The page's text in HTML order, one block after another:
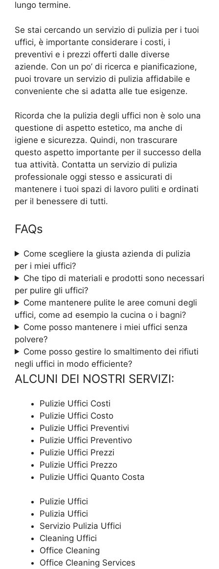
lungo termine.
Se stai cercando un servizio di pulizia per i tuoi
uffici, è importante considerare i costi, i
preventivi e i prezzi offerti dalle diverse
aziende. Con un po’ di ricerca e pianificazione,
puoi trovare un servizio di pulizia affidabile e
conveniente che si adatta alle tue esigenze.
Ricorda che la pulizia degli uffici non è solo una
questione di aspetto estetico, ma anche di
igiene e sicurezza. Quindi, non trascurare
questo aspetto importante per il successo della
tua attività. Contatta un servizio di pulizia
professionale oggi stesso e assicurati di
mantenere i tuoi spazi di lavoro puliti e ordinati
per il benessere di tutti.
FAQs
Come scegliere la giusta azienda di pulizia
per i miei uffici?
Che tipo di materiali e prodotti sono necessari
per pulire gli uffici?
Come mantenere pulite le aree comuni degli
uffici, come ad esempio la cucina o i bagni?
Come posso mantenere i miei uffici senza
polvere?
Come posso gestire lo smaltimento dei rifiuti
negli uffici in modo efficiente?
ALCUNI DEI NOSTRI SERVIZI:
Pulizie Uffici Costi
Pulizie Uffici Costo
Pulizie Uffici Preventivi
Pulizie Uffici Preventivo
Pulizie Uffici Prezzi
Pulizie Uffici Prezzo
Pulizie Uffici Quanto Costa
Pulizie Uffici
Pulizia Uffici
Servizio Pulizia Uffici
Cleaning Uffici
Office Cleaning
Office Cleaning Services